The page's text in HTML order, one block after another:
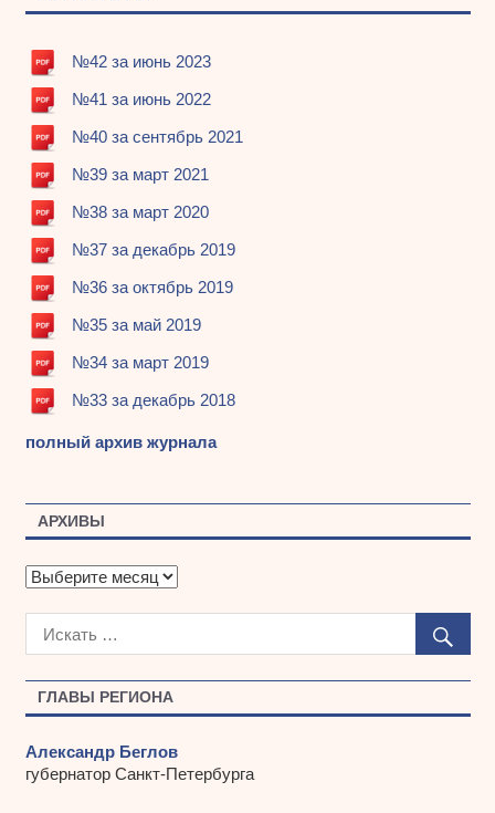
ГЛАВЫ РЕГИОНА
Александр Беглов
губернатор Санкт-Петербурга
№42 за июнь 2023
№41 за июнь 2022
№40 за сентябрь 2021
№39 за март 2021
№38 за март 2020
№37 за декабрь 2019
№36 за октябрь 2019
№35 за май 2019
№34 за март 2019
№33 за декабрь 2018
полный архив журнала
АРХИВЫ
А
х
ы